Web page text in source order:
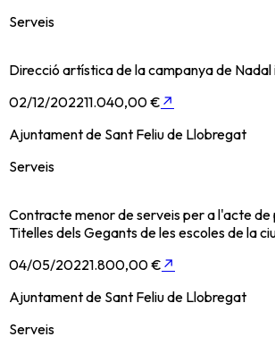
Serveis
Direcció artística de la campanya de Nadal
02/12/202211.040,00 € ↗
Ajuntament de Sant Feliu de Llobregat
Serveis
Contracte menor de serveis per a l'acte de
Titelles dels Gegants de les escoles de la
04/05/20221.800,00 € ↗
Ajuntament de Sant Feliu de Llobregat
Serveis